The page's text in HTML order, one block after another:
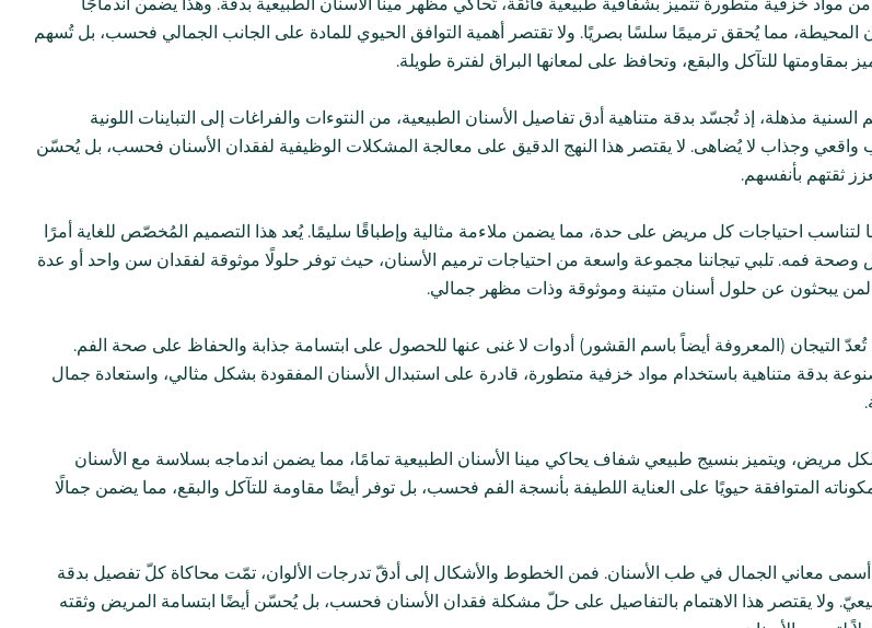
المحيطة، مما يُحقق ترميمًا سلسًا بصريًا. ولا تقتصر أهمية التوافق الحيوي للمادة على الجانب الجمالي فحسب، بل تُسهم
بمقاومتها للتآكل والبقع، وتحافظ على لمعانها البراق لفترة طويلة.
مذهلة، إذ تُجسّد بدقة متناهية أدق تفاصيل الأسنان الطبيعية، من النتوءات والفراغات إلى التباينات اللونية
واقعي وجذاب لا يُضاهى. لا يقتصر هذا النهج الدقيق على معالجة المشكلات الوظيفية لفقدان الأسنان فحسب، بل يُحسّن
ثقتهم بأنفسهم.
احتياجات كل مريض على حدة، مما يضمن ملاءمة مثالية وإطباقًا سليمًا. يُعد هذا التصميم المُخصّص للغاية أمرًا
وصحة فمه. تلبي تيجاننا مجموعة واسعة من احتياجات ترميم الأسنان، حيث توفر حلولًا موثوقة لفقدان سن واحد أو عدة
لمن يبحثون عن حلول أسنان متينة وموثوقة وذات مظهر جمالي.
التيجان (المعروفة أيضاً باسم القشور) أدوات لا غنى عنها للحصول على ابتسامة جذابة والحفاظ على صحة الفم.
بدقة متناهية باستخدام مواد خزفية متطورة، قادرة على استبدال الأسنان المفقودة بشكل مثالي، واستعادة جمال
مريض، ويتميز بنسيج طبيعي شفاف يحاكي مينا الأسنان الطبيعية تمامًا، مما يضمن اندماجه بسلاسة مع الأسنان
المتوافقة حيويًا على العناية اللطيفة بأنسجة الفم فحسب، بل توفر أيضًا مقاومة للتآكل والبقع، مما يضمن جمالًا
أسمى معاني الجمال في طب الأسنان. فمن الخطوط والأشكال إلى أدقّ تدرجات الألوان، تمّت محاكاة كلّ تفصيل بدقة
ولا يقتصر هذا الاهتمام بالتفاصيل على حلّ مشكلة فقدان الأسنان فحسب، بل يُحسّن أيضًا ابتسامة المريض وثقته